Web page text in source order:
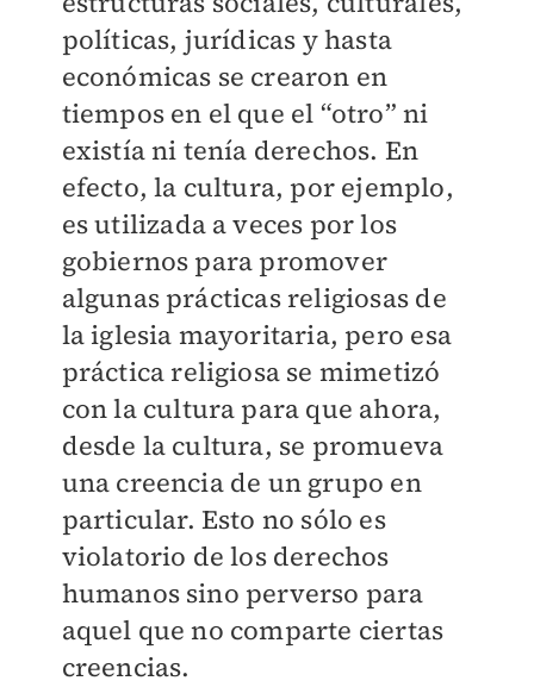
políticas, jurídicas y hasta
económicas se crearon en
tiempos en el que el “otro” ni
existía ni tenía derechos. En
efecto, la cultura, por ejemplo,
es utilizada a veces por los
gobiernos para promover
algunas prácticas religiosas de
la iglesia mayoritaria, pero esa
práctica religiosa se mimetizó
con la cultura para que ahora,
desde la cultura, se promueva
una creencia de un grupo en
particular. Esto no sólo es
violatorio de los derechos
humanos sino perverso para
aquel que no comparte ciertas
creencias.